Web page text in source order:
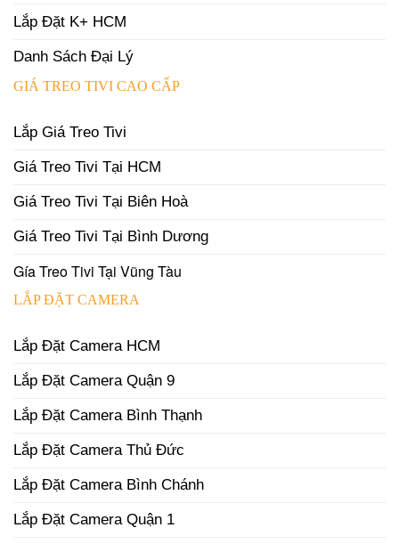
Lắp Đặt K+ HCM
Danh Sách Đại Lý
GIÁ TREO TIVI CAO CẤP
Lắp Giá Treo Tivi
Giá Treo Tivi Tại HCM
Giá Treo Tivi Tại Biên Hoà
Giá Treo Tivi Tại Bình Dương
Gía Treo Tivi Tại Vũng Tàu
LẮP ĐẶT CAMERA
Lắp Đặt Camera HCM
Lắp Đặt Camera Quận 9
Lắp Đặt Camera Bình Thạnh
Lắp Đặt Camera Thủ Đức
Lắp Đặt Camera Bình Chánh
Lắp Đặt Camera Quận 1